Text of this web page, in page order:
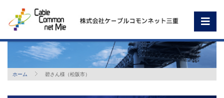
ホーム 碧さん様（松阪市）